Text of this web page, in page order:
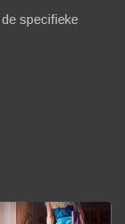
specifieke